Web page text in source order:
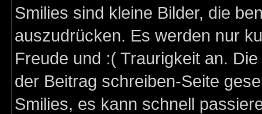
Smilies sind kleine Bilder, die
auszudrücken. Es werden nur
Freude und :( Traurigkeit an.
der Beitrag schreiben-Seite
Smilies, es kann schnell